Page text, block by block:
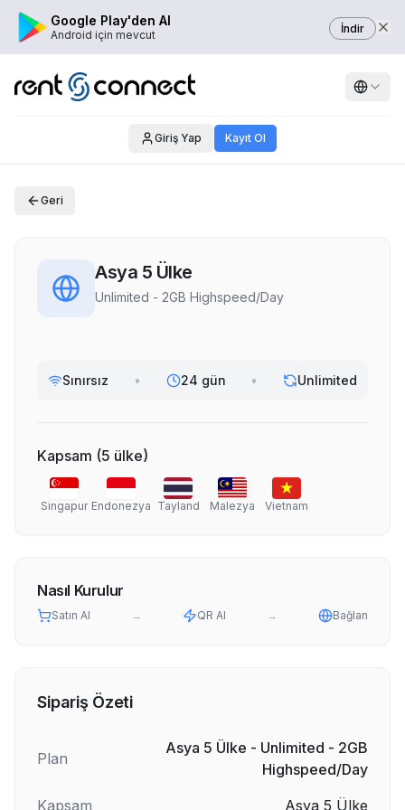
Google Play'den Al
Android için mevcut İndir
Giriş Yap Kayıt Ol
Geri
Asya 5 Ülke
Unlimited - 2GB Highspeed/Day
Sınırsız • 24 gün • Unlimited
Kapsam (5 ülke)
Singapur Endonezya Tayland Malezya Vietnam
Nasıl Kurulur
Satın Al → QR Al → Bağlan
Sipariş Özeti
Plan
Asya 5 Ülke - Unlimited - 2GB
Highspeed/Day
Kapsam
Asya 5 Ülke